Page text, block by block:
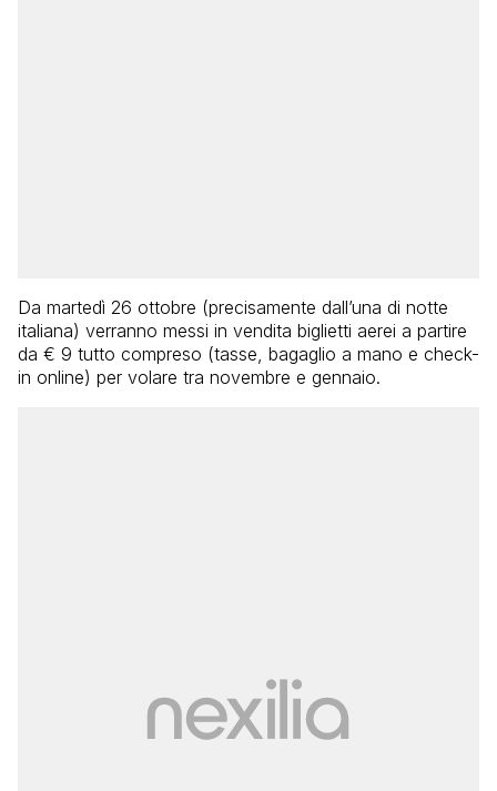
Da martedì 26 ottobre (precisamente dall’una di notte
italiana) verranno messi in vendita biglietti aerei a partire
da € 9 tutto compreso (tasse, bagaglio a mano e check-
in online) per volare tra novembre e gennaio.